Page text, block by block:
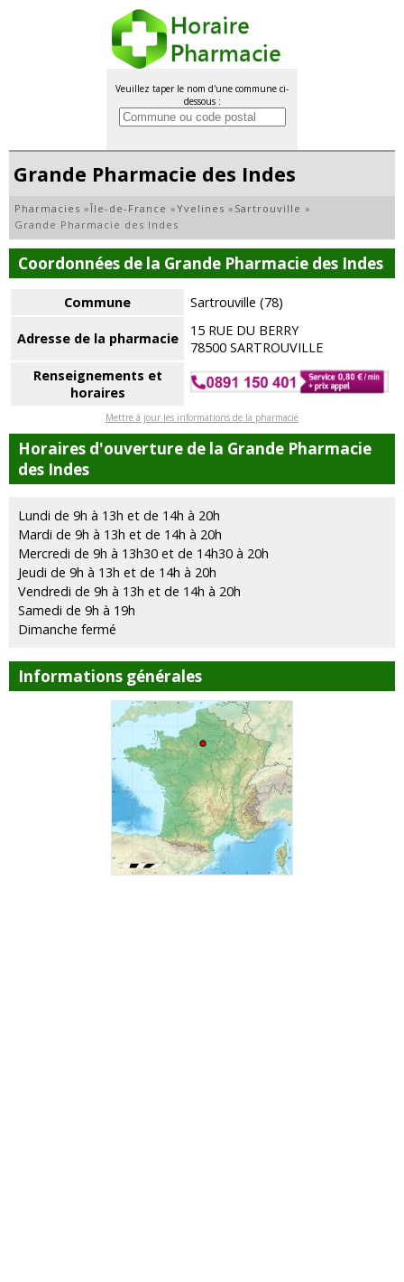
Veuillez taper le nom d'une commune ci-
dessous :
Grande Pharmacie des Indes
Pharmacies »Île-de-France »Yvelines » Sartrouville »
Grande Pharmacie des Indes
Coordonnées de la Grande Pharmacie des Indes
Commune Sartrouville (78)
Adresse de la pharmacie
15 RUE DU BERRY
78500 SARTROUVILLE
Renseignements et
horaires
Mettre à jour les informations de la pharmacie
Horaires d'ouverture de la Grande Pharmacie
des Indes
Lundi de 9h à 13h et de 14h à 20h
Mardi de 9h à 13h et de 14h à 20h
Mercredi de 9h à 13h30 et de 14h30 à 20h
Jeudi de 9h à 13h et de 14h à 20h
Vendredi de 9h à 13h et de 14h à 20h
Samedi de 9h à 19h
Dimanche fermé
Informations générales